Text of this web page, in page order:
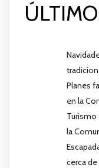
Planes
en la
la
cerca